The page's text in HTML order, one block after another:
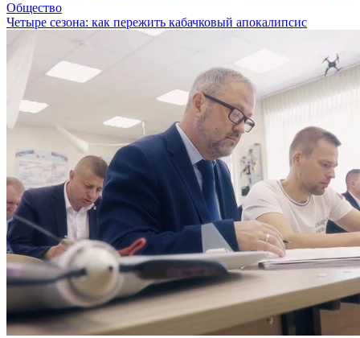
Общество
Четыре сезона: как пережить кабачковый апокалипсис